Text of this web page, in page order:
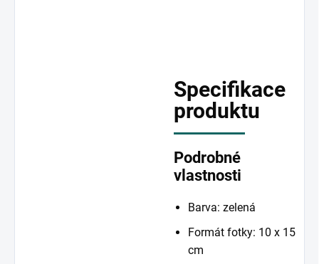
Specifikace
produktu
Podrobné
vlastnosti
Barva: zelená
Formát fotky: 10 x 15
cm